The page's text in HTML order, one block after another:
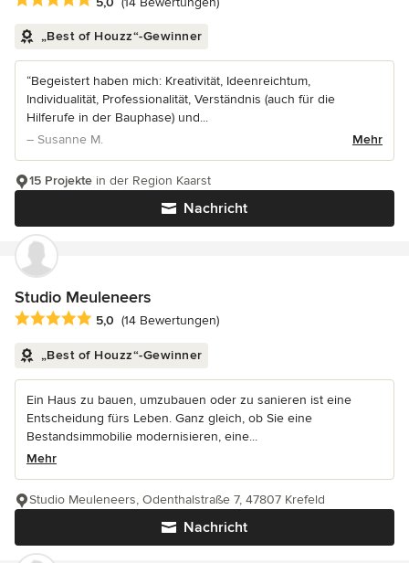
„Best of Houzz“-Gewinner
“Begeistert haben mich: Kreativität, Ideenreichtum,
Individualität, Professionalität, Verständnis (auch für die
Hilferufe in der Bauphase) und...
– Susanne M.
Mehr
Nachricht
15 Projekte in der Region Kaarst
Studio Meuleneers
Durchschnittliche Bewertung: 5 von 5 Sternen
5,0 (14 Bewertungen)
„Best of Houzz“-Gewinner
Ein Haus zu bauen, umzubauen oder zu sanieren ist eine
Entscheidung fürs Leben. Ganz gleich, ob Sie eine
Bestandsimmobilie modernisieren, eine...
Mehr
Nachricht
Studio Meuleneers, Odenthalstraße 7, 47807 Krefeld